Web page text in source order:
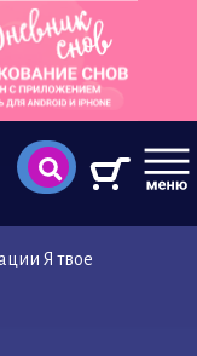
Я твое